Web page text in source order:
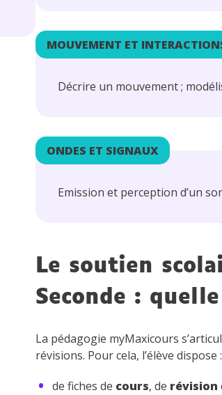
MOUVEMENT ET
Décrire un mouvement ;
ONDES ET SIGNAUX
Emission et perception d’un
Le soutien
Seconde :
La pédagogie myMaxicours
révisions. Pour cela, l’élève dispose :
de fiches de cours, de révision